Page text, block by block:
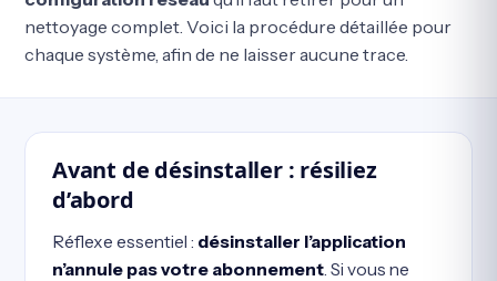
nettoyage complet. Voici la procédure détaillée pour
chaque système, afin de ne laisser aucune trace.
Avant de désinstaller : résiliez
d’abord
Réflexe essentiel : désinstaller l’application
n’annule pas votre abonnement. Si vous ne